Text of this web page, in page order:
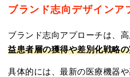
ブランド志向デザインア
ブランド志向アプローチは、
益患者層の獲得や差別化戦略
具体的には、最新の医療機器